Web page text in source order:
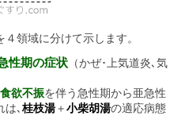
領域に分けて示します。
性期の症状 （かぜ･上気道炎､気
食欲不振を伴う急性期から亜急性
は､ 桂枝湯＋ 小柴胡湯の適応病態